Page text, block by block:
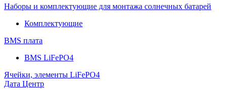
Наборы и комплектующие для монтажа солнечных батарей
Комплектующие
BMS плата
BMS LiFePO4
Ячейки, элементы LiFePO4
Дата Центр